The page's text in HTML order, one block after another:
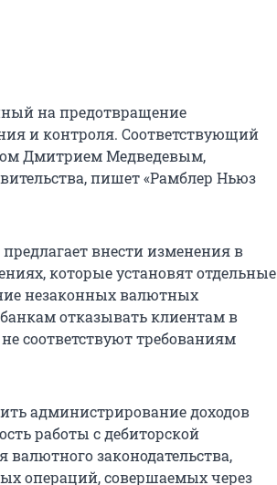
на предотвращение
и контроля. Соответствующий
Дмитрием Медведевым,
пишет «Рамблер Ньюз
внести изменения в
которые установят отдельные
незаконных валютных
отказывать клиентам в
соответствуют требованиям
администрирование доходов
работы с дебиторской
законодательства,
операций, совершаемых через